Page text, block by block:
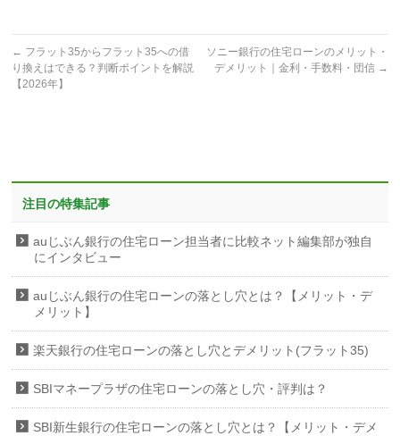
← フラット35からフラット35への借
り換えはできる？判断ポイントを解説
【2026年】
ソニー銀行の住宅ローンのメリット・
デメリット｜金利・手数料・団信 →
注目の特集記事
auじぶん銀行の住宅ローン担当者に比較ネット編集部が独自
にインタビュー
auじぶん銀行の住宅ローンの落とし穴とは？【メリット・デ
メリット】
楽天銀行の住宅ローンの落とし穴とデメリット(フラット35)
SBIマネープラザの住宅ローンの落とし穴・評判は？
SBI新生銀行の住宅ローンの落とし穴とは？【メリット・デメ